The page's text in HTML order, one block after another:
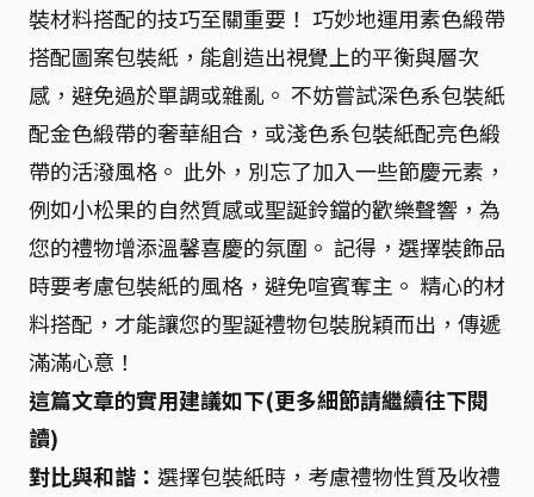
裝材料搭配的技巧至關重要！ 巧妙地運用素色緞帶
搭配圖案包裝紙，能創造出視覺上的平衡與層次
感，避免過於單調或雜亂。 不妨嘗試深色系包裝紙
配金色緞帶的奢華組合，或淺色系包裝紙配亮色緞
帶的活潑風格。 此外，別忘了加入一些節慶元素，
例如小松果的自然質感或聖誕鈴鐺的歡樂聲響，為
您的禮物增添溫馨喜慶的氛圍。 記得，選擇裝飾品
時要考慮包裝紙的風格，避免喧賓奪主。 精心的材
料搭配，才能讓您的聖誕禮物包裝脫穎而出，傳遞
滿滿心意！
這篇文章的實用建議如下(更多細節請繼續往下閱
讀)
對比與和諧： 選擇包裝紙時，考慮禮物性質及收禮